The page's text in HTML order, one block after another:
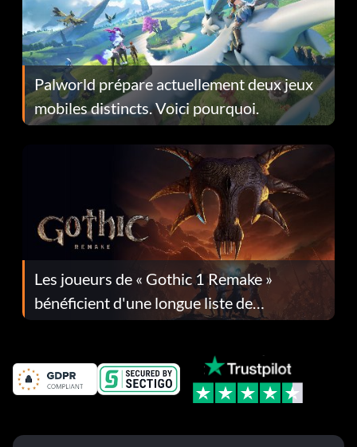
Palworld prépare actuellement deux jeux
mobiles distincts. Voici pourquoi.
Les joueurs de « Gothic 1 Remake »
bénéficient d'une longue liste de
corrections dans la mise à jour 1.0.4